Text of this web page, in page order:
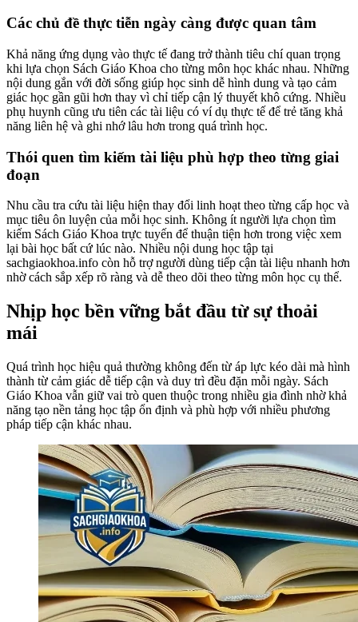
Các chủ đề thực tiễn ngày càng được quan tâm
Khả năng ứng dụng vào thực tế đang trở thành tiêu chí quan trọng
khi lựa chọn Sách Giáo Khoa cho từng môn học khác nhau. Những
nội dung gắn với đời sống giúp học sinh dễ hình dung và tạo cảm
giác học gần gũi hơn thay vì chỉ tiếp cận lý thuyết khô cứng. Nhiều
phụ huynh cũng ưu tiên các tài liệu có ví dụ thực tế để trẻ tăng khả
năng liên hệ và ghi nhớ lâu hơn trong quá trình học.
Thói quen tìm kiếm tài liệu phù hợp theo từng giai
đoạn
Nhu cầu tra cứu tài liệu hiện thay đổi linh hoạt theo từng cấp học và
mục tiêu ôn luyện của mỗi học sinh. Không ít người lựa chọn tìm
kiếm Sách Giáo Khoa trực tuyến để thuận tiện hơn trong việc xem
lại bài học bất cứ lúc nào. Nhiều nội dung học tập tại
sachgiaokhoa.info còn hỗ trợ người dùng tiếp cận tài liệu nhanh hơn
nhờ cách sắp xếp rõ ràng và dễ theo dõi theo từng môn học cụ thể.
Nhịp học bền vững bắt đầu từ sự thoải
mái
Quá trình học hiệu quả thường không đến từ áp lực kéo dài mà hình
thành từ cảm giác dễ tiếp cận và duy trì đều đặn mỗi ngày. Sách
Giáo Khoa vẫn giữ vai trò quen thuộc trong nhiều gia đình nhờ khả
năng tạo nền tảng học tập ổn định và phù hợp với nhiều phương
pháp tiếp cận khác nhau.